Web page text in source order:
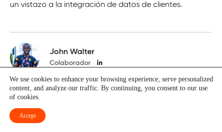
un vistazo a la integración de datos de clientes.
John Walter
Colaborador
John Walter es un ingeniero eléctrico y electrónico con
una profunda pasión por el desarrollo de software y la
tecnología blockchain. Disfruta aprendiendo sobre
nuevas tecnologías y educando a la comunidad en
We use cookies to enhance your browsing experience, serve personalized
content, and analyze our traffic. By continuing, you consent to our use
of cookies.
Accept